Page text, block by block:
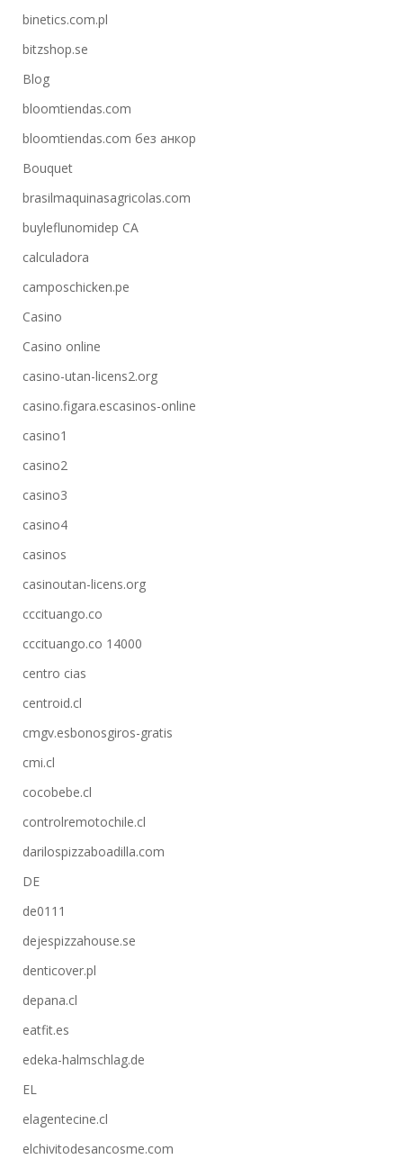
binetics.com.pl
bitzshop.se
Blog
bloomtiendas.com
bloomtiendas.com без анкор
Bouquet
brasilmaquinasagricolas.com
buyleflunomidep CA
calculadora
camposchicken.pe
Casino
Casino online
casino-utan-licens2.org
casino.figara.escasinos-online
casino1
casino2
casino3
casino4
casinos
casinoutan-licens.org
cccituango.co
cccituango.co 14000
centro cias
centroid.cl
cmgv.esbonosgiros-gratis
cmi.cl
cocobebe.cl
controlremotochile.cl
darilospizzaboadilla.com
DE
de0111
dejespizzahouse.se
denticover.pl
depana.cl
eatfit.es
edeka-halmschlag.de
EL
elagentecine.cl
elchivitodesancosme.com